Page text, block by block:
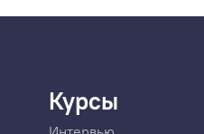
Курсы